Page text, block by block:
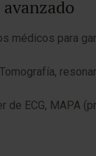
médicos para
de ECG, MAPA